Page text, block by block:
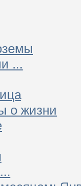
...
о жизни